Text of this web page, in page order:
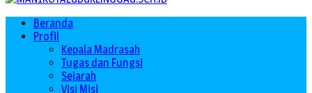
Beranda
Profil
Kepala Madrasah
Tugas dan Fungsi
Sejarah
Visi Misi